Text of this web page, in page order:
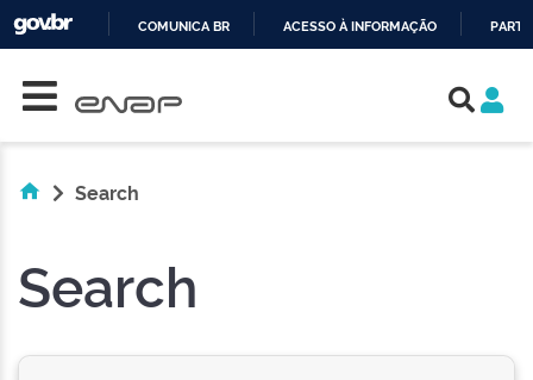
COMUNICA BR ACESSO À INFORMAÇÃO
Search
Search